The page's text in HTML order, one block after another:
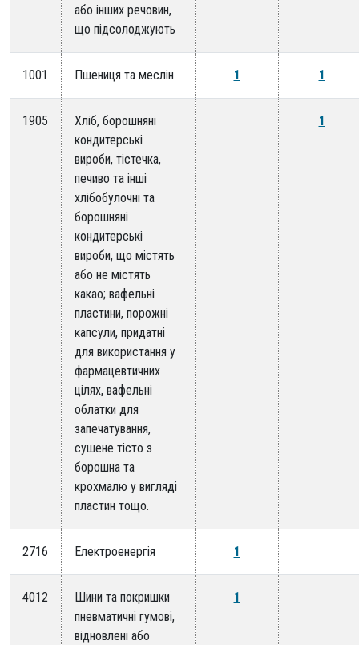
або інших речовин,
що підсолоджують
1001 Пшениця та меслін 1 1
1905
Хліб, борошняні
кондитерські
вироби, тістечка,
печиво та інші
хлібобулочні та
борошняні
кондитерські
вироби, що містять
або не містять
какао; вафельні
пластини, порожні
капсули, придатні
для використання у
фармацевтичних
цілях, вафельні
облатки для
запечатування,
сушене тісто з
борошна та
крохмалю у вигляді
пластин тощо.
1
2716 Електроенергія 1
4012
Шини та покришки
пневматичні гумові,
відновлені або
1